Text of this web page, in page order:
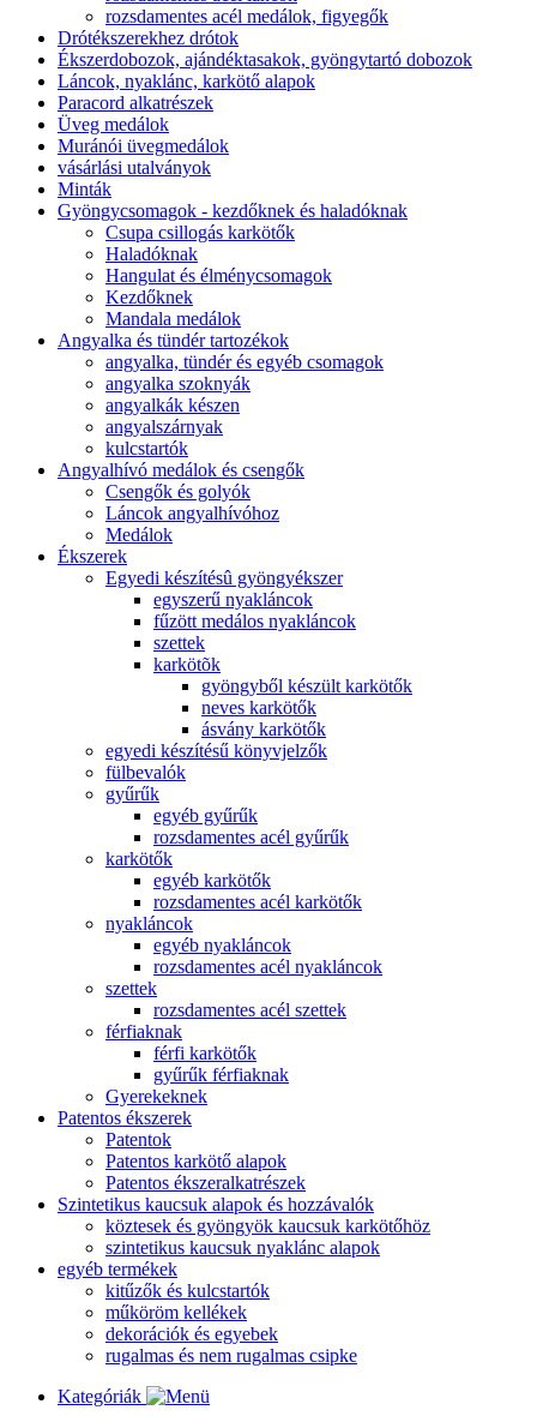
rozsdamentes acél medálok, figyegők
Drótékszerekhez drótok
Ékszerdobozok, ajándéktasakok, gyöngytartó dobozok
Láncok, nyaklánc, karkötő alapok
Paracord alkatrészek
Üveg medálok
Muránói üvegmedálok
vásárlási utalványok
Minták
Gyöngycsomagok - kezdőknek és haladóknak
Csupa csillogás karkötők
Haladóknak
Hangulat és élménycsomagok
Kezdőknek
Mandala medálok
Angyalka és tündér tartozékok
angyalka, tündér és egyéb csomagok
angyalka szoknyák
angyalkák készen
angyalszárnyak
kulcstartók
Angyalhívó medálok és csengők
Csengők és golyók
Láncok angyalhívóhoz
Medálok
Ékszerek
Egyedi készítésû gyöngyékszer
egyszerű nyakláncok
fűzött medálos nyakláncok
szettek
karkötõk
gyöngyből készült karkötők
neves karkötők
ásvány karkötők
egyedi készítésű könyvjelzők
fülbevalók
gyűrűk
egyéb gyűrűk
rozsdamentes acél gyűrűk
karkötők
egyéb karkötők
rozsdamentes acél karkötők
nyakláncok
egyéb nyakláncok
rozsdamentes acél nyakláncok
szettek
rozsdamentes acél szettek
férfiaknak
férfi karkötők
gyűrűk férfiaknak
Gyerekeknek
Patentos ékszerek
Patentok
Patentos karkötő alapok
Patentos ékszeralkatrészek
Szintetikus kaucsuk alapok és hozzávalók
köztesek és gyöngyök kaucsuk karkötőhöz
szintetikus kaucsuk nyaklánc alapok
egyéb termékek
kitűzők és kulcstartók
műköröm kellékek
dekorációk és egyebek
rugalmas és nem rugalmas csipke
Kategóriák